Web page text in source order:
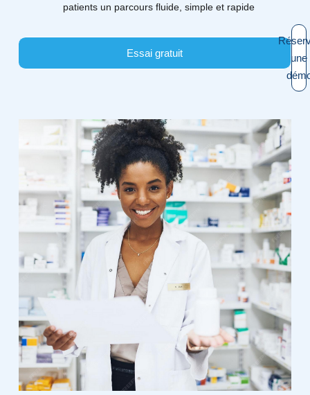
patients un parcours fluide, simple et rapide
Essai gratuit
une